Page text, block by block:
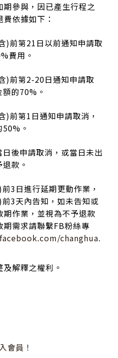
參與，因已產生行程之
依據如下：
)前第21日以前通知申請取
費用。
)前第2-20日通知申請取
的70%。
)前第1日通知申請取消，
。
後申請取消，或當日未出
款。
3日進行延期更動作業，
3天內告知，如未告知或
作業，並視為不予退款
期需求請聯繫FB粉絲專
changhua.
解釋之權利。
會員 ！